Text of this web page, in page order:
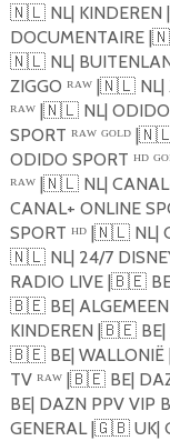
🇳🇱NL| KINDEREN |
DOCUMENTAIRE |
🇳🇱NL|
ZIGGO ᴿᴬᵂ |🇳🇱NL|
ᴿᴬᵂ |🇳🇱NL| ODIDO
SPORT ᴿᴬᵂ ᴳᴼᴸᴰ |
ODIDO SPORT ᴴᴰ
ᴿᴬᵂ |🇳🇱NL|
CANAL+ ONLINE
SPORT ᴴᴰ |🇳🇱NL|
🇳🇱NL| 24/7
RADIO LIVE |🇧🇪
🇧🇪BE|
KINDEREN |🇧🇪BE|
🇧🇪BE| WALLONIË |
TV ᴿᴬᵂ |🇧🇪BE|
BE| DAZN PPV VIP
GENERAL |🇬🇧UK|